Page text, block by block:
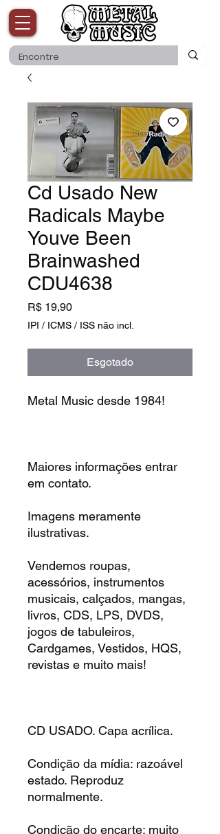
Cd Usado New
Radicals Maybe
Youve Been
Brainwashed
CDU4638
R$ 19,90Preço
IPI / ICMS / ISS não incl.
Esgotado
Metal Music desde 1984!
Maiores informações entrar
em contato.
Imagens meramente
ilustrativas.
Vendemos roupas,
acessórios, instrumentos
musicais, calçados, mangas,
livros, CDS, LPS, DVDS,
jogos de tabuleiros,
Cardgames, Vestidos, HQS,
revistas e muito mais!
CD USADO. Capa acrílica.
Condição da mídia: razoável
estado. Reproduz
normalmente.
Condição do encarte: muito